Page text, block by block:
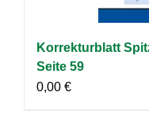
Korrekturblatt
Seite 59
0,00 €